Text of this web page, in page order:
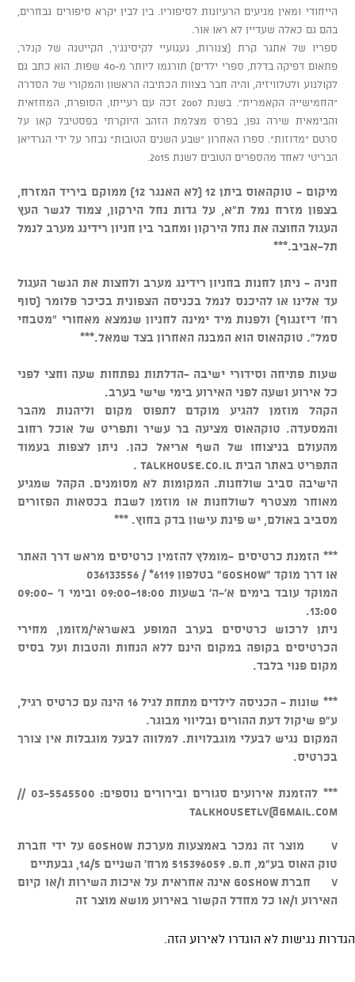
הייחודי ומאין מגיעים הרעיונות לסיפוריו. בין לבין יקרא סיפורים נבחרים,
בהם גם כאלה שעדיין לא ראו אור.
ספריו של אתגר קרת (צנורות, געגועיי לקיסינג'ר, הקייטנה של קנלר,
פתאום דפיקה בדלת, ספרי ילדים) תורגמו ליותר מ-40 שפות. הוא כתב גם
לקולנוע ולטלוויזיה, והיה חבר בצוות הכתיבה הראשון והמקורי של הסדרה
"החמישייה הקאמרית". בשנת 2007 זכה עם רעייתו, הסופרת, המחזאית
והבימאית שירה גפן, בפרס מצלמת הזהב היוקרתי בפסטיבל קאן על
סרטם "מדוזות". ספרו האחרון "שבע השנים הטובות" נבחר על ידי הגרדיאן
הבריטי לאחד מהספרים הטובים לשנת 2015.
מיקום - טוקהאוס ביתן 12 (לא האנגר 12) ממוקם ביריד המזרח,
בצפון מזרח נמל ת"א, על גדות נחל הירקון, צמוד לגשר העץ
העגול החוצה את נחל הירקון ומחבר בין חניון רידינג מערב לנמל
תל-אביב.***
חניה - ניתן לחנות בחניון רידינג מערב ולחצות את הגשר העגול
עד אלינו או להיכנס לנמל בכניסה הצפונית בכיכר פלומר (סוף
רח' דיזנגוף) ולפנות מיד ימינה לחניון שנמצא מאחורי "מטבחי
סמל". טוקהאוס הוא המבנה האחרון בצד שמאל.***
שעות פתיחה וסידורי ישיבה -הדלתות נפתחות שעה וחצי לפני
כל אירוע ושעה לפני האירוע בימי שישי בערב.
הקהל מוזמן להגיע מוקדם לתפוס מקום וליהנות מהבר
והמסעדה. טוקהאוס מציעה בר עשיר ותפריט של אוכל רחוב
מהעולם בניצוחו של השף אריאל כהן. ניתן לצפות בעמוד
התפריט באתר הבית talkhouse.co.il .
הישיבה סביב שולחנות. המקומות לא מסומנים. הקהל שמגיע
מאוחר מצטרף לשולחנות או מוזמן לשבת בכסאות הפזורים
מסביב באולם, יש פינת עישון בדק בחוץ. ***
*** הזמנת כרטיסים -מומלץ להזמין כרטיסים מראש דרך האתר
או דרך מוקד "GOSHOW" בטלפון 6119* / 036133556
המוקד עובד בימים א'-ה' בשעות 09:00-18:00 ובימי ו' 09:00-
13:00.
ניתן לרכוש כרטיסים בערב המופע באשראי/מזומן, מחירי
הכרטיסים בקופה במקום הינם ללא הנחות והטבות ועל בסיס
מקום פנוי בלבד.
*** שונות - הכניסה לילדים מתחת לגיל 16 הינה עם כרטיס רגיל,
ע"פ שיקול דעת ההורים ובליווי מבוגר.
המקום נגיש לבעלי מוגבלויות. למלווה לבעל מוגבלות אין צורך
בכרטיס.
*** להזמנת אירועים סגורים ובירורים נוספים: 03-5545500 //
talkhousetlv@gmail.com
v מוצר זה נמכר באמצעות מערכת GOSHOW על ידי חברת
טוק האוס בע"מ, ח.פ. 515396059 מרח' השניים 14/5, גבעתיים
v חברת GOSHOW אינה אחראית על איכות השירות ו/או קיום
האירוע ו/או כל מחדל הקשור באירוע מושא מוצר זה
הגדרות נגישות לא הוגדרו לאירוע הזה.